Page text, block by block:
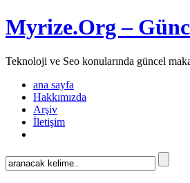
Myrize.Org –
Teknoloji ve Seo konularında güncel
ana sayfa
Hakkımızda
Arşiv
İletişim